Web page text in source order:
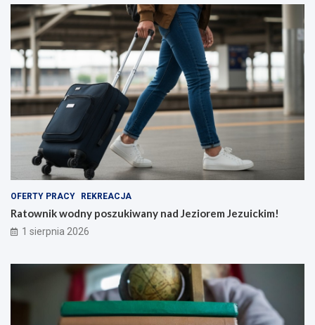
OFERTY PRACY REKREACJA
Ratownik wodny poszukiwany nad Jeziorem Jezuickim!
1 sierpnia 2026